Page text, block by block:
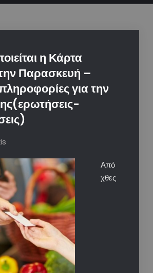
η Κάρτα
την Παρασκευή –
για την
Από
χθες